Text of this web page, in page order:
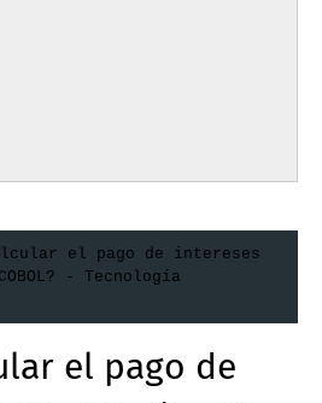
el pago de intereses
- Tecnología
el pago de